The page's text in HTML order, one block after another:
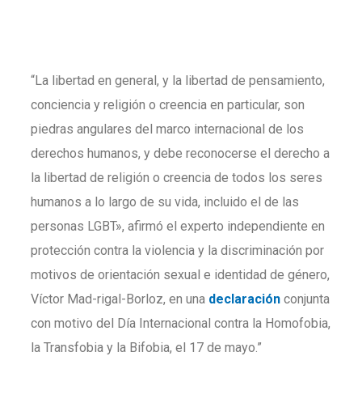
“La libertad en general, y la libertad de pensamiento,
conciencia y religión o creencia en particular, son
piedras angulares del marco internacional de los
derechos humanos, y debe reconocerse el derecho a
la libertad de religión o creencia de todos los seres
humanos a lo largo de su vida, incluido el de las
personas LGBT», afirmó el experto independiente en
protección contra la violencia y la discriminación por
motivos de orientación sexual e identidad de género,
Víctor Mad-rigal-Borloz, en una declaración conjunta
con motivo del Día Internacional contra la Homofobia,
la Transfobia y la Bifobia, el 17 de mayo.”